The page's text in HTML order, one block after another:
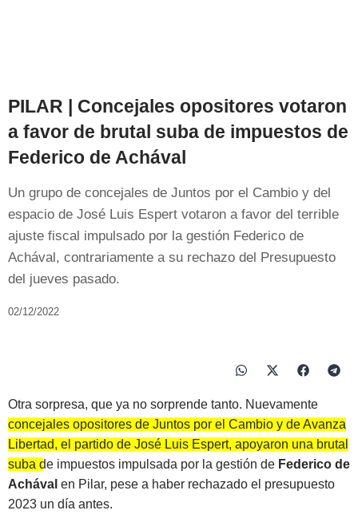
PILAR | Concejales opositores votaron
a favor de brutal suba de impuestos de
Federico de Achával
Un grupo de concejales de Juntos por el Cambio y del
espacio de José Luis Espert votaron a favor del terrible
ajuste fiscal impulsado por la gestión Federico de
Achával, contrariamente a su rechazo del Presupuesto
del jueves pasado.
02/12/2022
Otra sorpresa, que ya no sorprende tanto. Nuevamente
concejales opositores de Juntos por el Cambio y de Avanza
Libertad, el partido de José Luis Espert, apoyaron una brutal
suba de impuestos impulsada por la gestión de Federico de
Achával en Pilar, pese a haber rechazado el presupuesto
2023 un día antes.